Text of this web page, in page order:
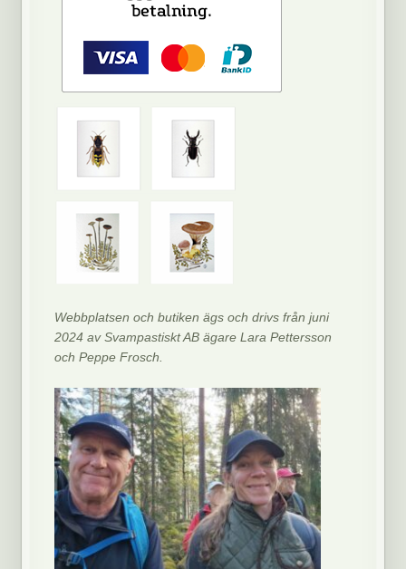
Webbplatsen och butiken ägs och drivs från juni
2024 av Svampastiskt AB ägare Lara Pettersson
och Peppe Frosch.